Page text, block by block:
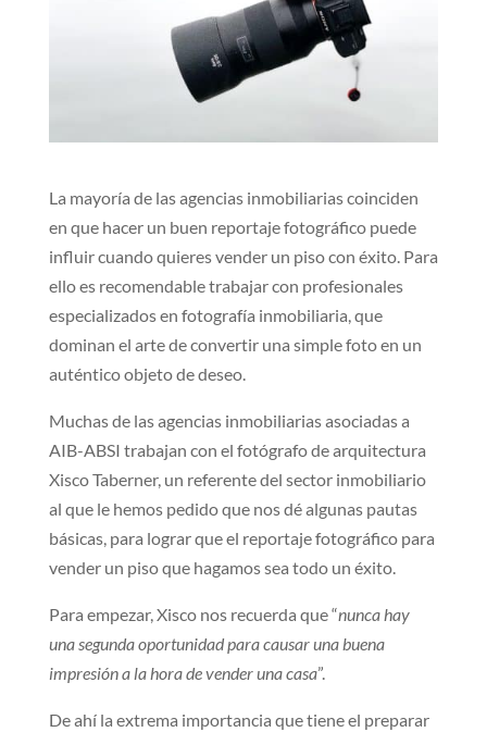
La mayoría de las agencias inmobiliarias coinciden
en que hacer un buen reportaje fotográfico puede
influir cuando quieres vender un piso con éxito. Para
ello es recomendable trabajar con profesionales
especializados en fotografía inmobiliaria, que
dominan el arte de convertir una simple foto en un
auténtico objeto de deseo.
Muchas de las agencias inmobiliarias asociadas a
AIB-ABSI trabajan con el fotógrafo de arquitectura
Xisco Taberner, un referente del sector inmobiliario
al que le hemos pedido que nos dé algunas pautas
básicas, para lograr que el reportaje fotográfico para
vender un piso que hagamos sea todo un éxito.
Para empezar, Xisco nos recuerda que “nunca hay
una segunda oportunidad para causar una buena
impresión a la hora de vender una casa”.
De ahí la extrema importancia que tiene el preparar